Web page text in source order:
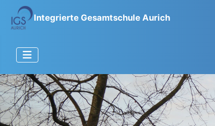
Integrierte Gesamtschule Aurich